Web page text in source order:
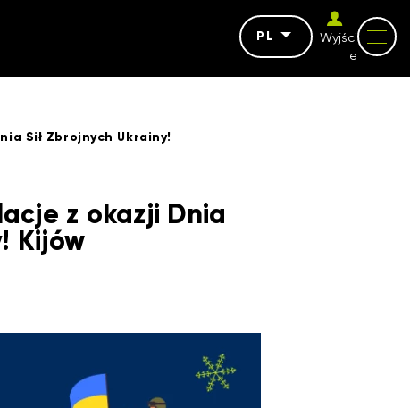
PL
Wyjści
e
Sił Zbrojnych Ukrainy!
z okazji Dnia
Kijów